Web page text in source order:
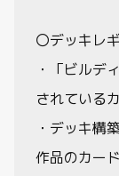
〇デッキレ
・「ビルデ
されている
・デッキ構
作品のカー